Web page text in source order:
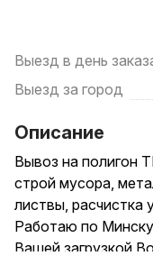
Выезд в день
Выезд за город
Описание
Вывоз на полигон
строй мусора,
листвы, расчистка
Работаю по
Вашей загрузкой